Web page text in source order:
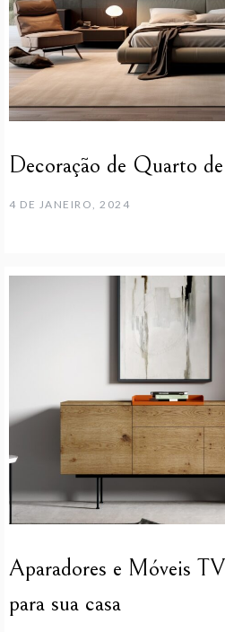
Decoração de Quarto
4 DE JANEIRO, 2024
Aparadores e Móveis
para sua casa